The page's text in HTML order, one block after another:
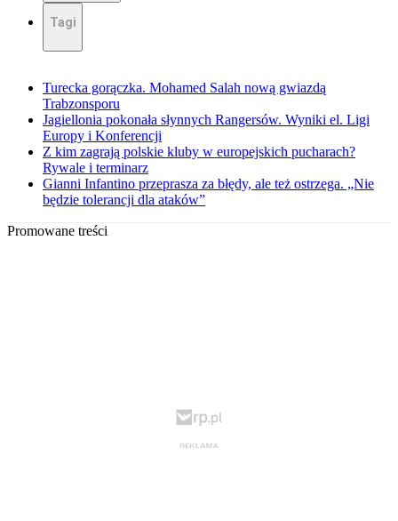
Tagi
Turecka gorączka. Mohamed Salah nową gwiazdą
Trabzonsporu
Jagiellonia pokonała słynnych Rangersów. Wyniki el. Ligi
Europy i Konferencji
Z kim zagrają polskie kluby w europejskich pucharach?
Rywale i terminarz
Gianni Infantino przeprasza za błędy, ale też ostrzega. „Nie
będzie tolerancji dla ataków”
Promowane treści